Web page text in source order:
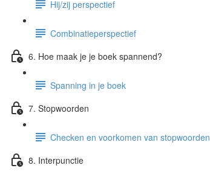
Hij/zij perspectief
Combinatieperspectief
6. Hoe maak je je boek spannend?
Spanning in je boek
7. Stopwoorden
Checken en voorkomen van stopwoorden
8. Interpunctie